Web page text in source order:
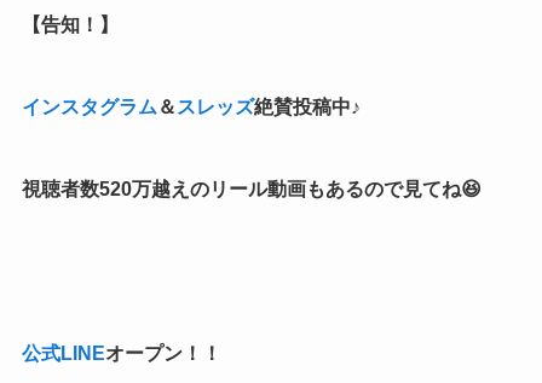
【告知！】
インスタグラム ＆ スレッズ絶賛投稿中♪
視聴者数520万越えのリール動画もあるので見てね😆
公式LINEオープン！！